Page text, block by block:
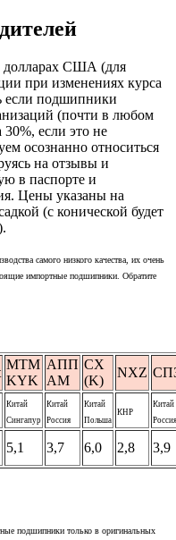
долларах США (для
при изменениях курса
если подшипники
(почти в любом
если это не
осознанно относиться
на отзывы и
в паспорте и
Цены указаны на
(с конической будет
самого низкого качества, их очень
импортные подшипники. Обратите
MTM
KYK
АПП
АМ
CX
(K)
NXZ
Китай
Сингапур
Китай
Россия
Китай
Польша
КНР
Китай
Россия
5,1 3,7 6,0 2,8 3,9
подшипники только в оригинальных